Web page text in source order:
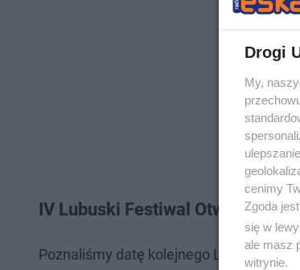
IV Lubuski Festiwal Otwartych
Poznaliśmy datę kolejnego Lubuskiego
Drogi
My,
cenimy
Zgoda
się w
ale masz
witrynie.